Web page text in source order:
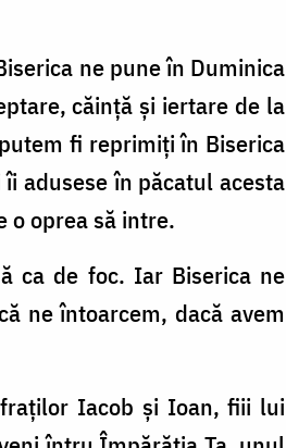
ne pune în Duminica
căinţă şi iertare de la
fi reprimiţi în Biserica
adusese în păcatul acesta
o oprea să intre.
ca de foc. Iar Biserica ne
ne întoarcem, dacă avem
Iacob şi Ioan, fiii lui